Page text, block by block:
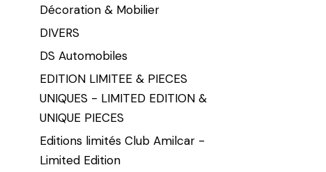
Décoration & Mobilier
DIVERS
DS Automobiles
EDITION LIMITEE & PIECES
UNIQUES - LIMITED EDITION &
UNIQUE PIECES
Editions limités Club Amilcar -
Limited Edition